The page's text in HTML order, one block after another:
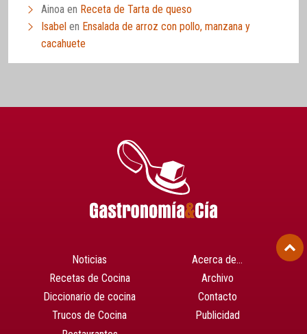
Ainoa en Receta de Tarta de queso
Isabel en Ensalada de arroz con pollo, manzana y
cacahuete
Noticias
Recetas de Cocina
Diccionario de cocina
Trucos de Cocina
Acerca de…
Archivo
Contacto
Publicidad